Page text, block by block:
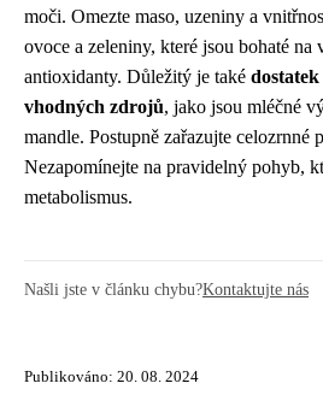
moči. Omezte maso, uzeniny a
ovoce a zeleniny, které jsou bohaté na
antioxidanty. Důležitý je také
vhodných zdrojů, jako jsou mléčné
mandle. Postupně zařazujte celozrnné
Nezapomínejte na pravidelný pohyb,
metabolismus.
Našli jste v článku chybu?Kontaktujte nás
Publikováno: 20. 08. 2024